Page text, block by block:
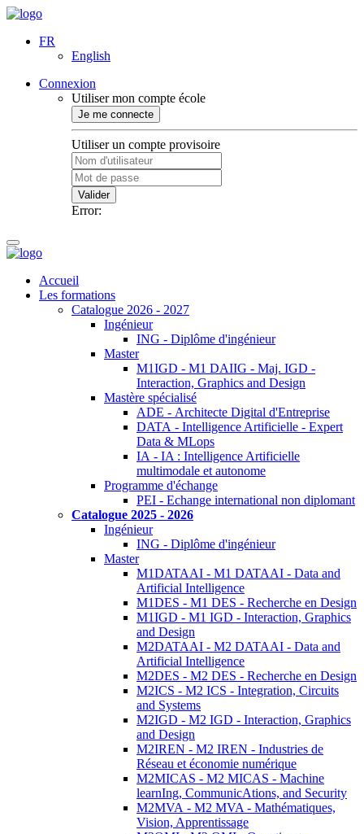
FR
English
Connexion
Utiliser mon compte école
Je me connecte
Utiliser un compte provisoire
Valider
Error:
Accueil
Les formations
Catalogue 2026 - 2027
Ingénieur
ING - Diplôme d'ingénieur
Master
M1IGD - M1 DAIIG - Maj. IGD -
Interaction, Graphics and Design
Mastère spécialisé
ADE - Architecte Digital d'Entreprise
DATA - Intelligence Artificielle - Expert
Data & MLops
IA - IA : Intelligence Artificielle
multimodale et autonome
Programme d'échange
PEI - Echange international non diplomant
Catalogue 2025 - 2026
Ingénieur
ING - Diplôme d'ingénieur
Master
M1DATAAI - M1 DATAAI - Data and
Artificial Intelligence
M1DES - M1 DES - Recherche en Design
M1IGD - M1 IGD - Interaction, Graphics
and Design
M2DATAAI - M2 DATAAI - Data and
Artificial Intelligence
M2DES - M2 DES - Recherche en Design
M2ICS - M2 ICS - Integration, Circuits
and Systems
M2IGD - M2 IGD - Interaction, Graphics
and Design
M2IREN - M2 IREN - Industries de
Réseau et économie numérique
M2MICAS - M2 MICAS - Machine
learnIng, CommunicAtions, and Security
M2MVA - M2 MVA - Mathématiques,
Vision, Apprentissage